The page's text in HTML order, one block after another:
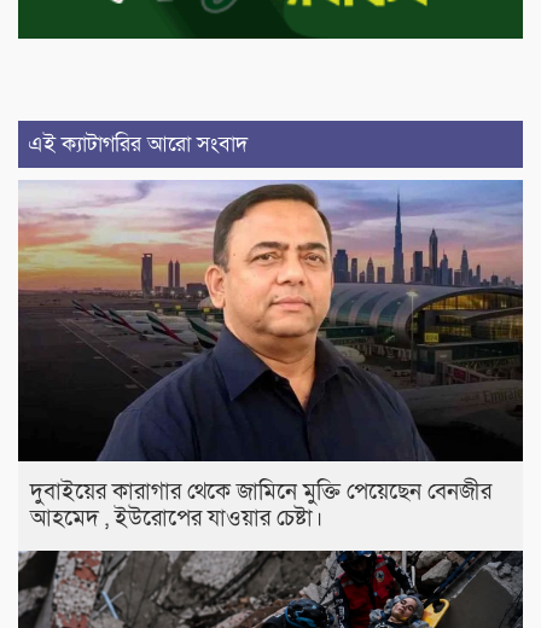
এই ক্যাটাগরির আরো সংবাদ
দুবাইয়ের কারাগার থেকে জামিনে মুক্তি পেয়েছেন বেনজীর
আহমেদ , ইউরোপের যাওয়ার চেষ্টা।